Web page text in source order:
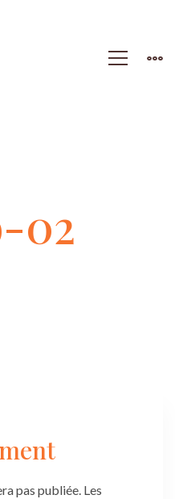
02
pas publiée. Les